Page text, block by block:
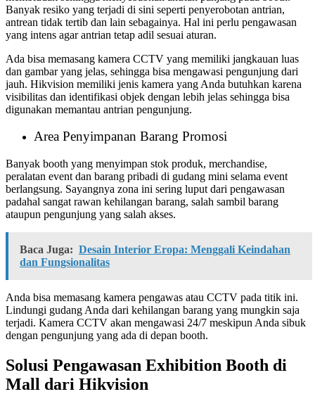
Banyak resiko yang terjadi di sini seperti penyerobotan antrian,
antrean tidak tertib dan lain sebagainya. Hal ini perlu pengawasan
yang intens agar antrian tetap adil sesuai aturan.
Ada bisa memasang kamera CCTV yang memiliki jangkauan luas
dan gambar yang jelas, sehingga bisa mengawasi pengunjung dari
jauh. Hikvision memiliki jenis kamera yang Anda butuhkan karena
visibilitas dan identifikasi objek dengan lebih jelas sehingga bisa
digunakan memantau antrian pengunjung.
Area Penyimpanan Barang Promosi
Banyak booth yang menyimpan stok produk, merchandise,
peralatan event dan barang pribadi di gudang mini selama event
berlangsung. Sayangnya zona ini sering luput dari pengawasan
padahal sangat rawan kehilangan barang, salah sambil barang
ataupun pengunjung yang salah akses.
Baca Juga: Desain Interior Eropa: Menggali Keindahan
dan Fungsionalitas
Anda bisa memasang kamera pengawas atau CCTV pada titik ini.
Lindungi gudang Anda dari kehilangan barang yang mungkin saja
terjadi. Kamera CCTV akan mengawasi 24/7 meskipun Anda sibuk
dengan pengunjung yang ada di depan booth.
Solusi Pengawasan Exhibition Booth di
Mall dari Hikvision